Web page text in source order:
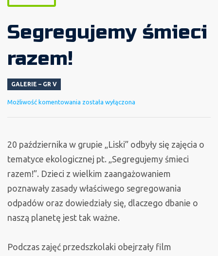
Segregujemy śmieci
razem!
GALERIE – GR V
Możliwość komentowania Segregujemy
została wyłączona
20 października w grupie „Liski” odbyły się zajęcia o
tematyce ekologicznej pt. „Segregujemy śmieci
razem!”. Dzieci z wielkim zaangażowaniem
poznawały zasady właściwego segregowania
odpadów oraz dowiedziały się, dlaczego dbanie o
naszą planetę jest tak ważne.
Podczas zajęć przedszkolaki obejrzały film